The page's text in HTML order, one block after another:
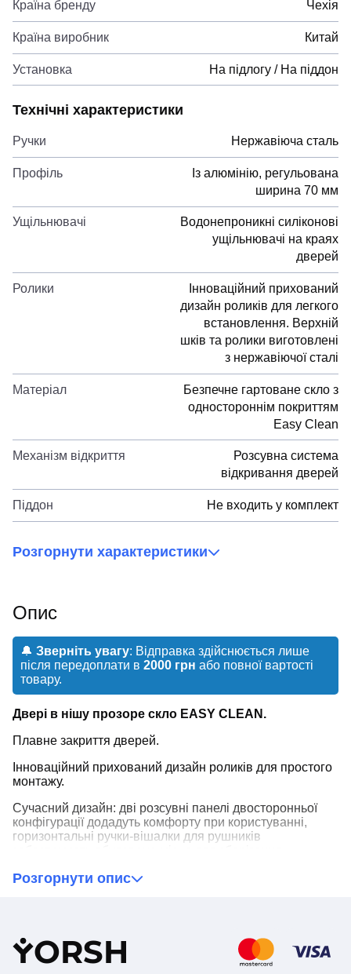
Країна бренду Чехія
Країна виробник Китай
Установка На підлогу / На піддон
Технічні характеристики
Ручки Нержавіюча сталь
Профіль
Із алюмінію, регульована
ширина 70 мм
Ущільнювачі
Водонепроникні силіконові
ущільнювачі на краях
дверей
Ролики
Інноваційний прихований
дизайн роликів для легкого
встановлення. Верхній
шків та ролики виготовлені
з нержавіючої сталі
Матеріал
Безпечне гартоване скло з
одностороннім покриттям
Easy Clean
Механізм відкриття
Розсувна система
відкривання дверей
Піддон Не входить у комплект
Розгорнути характеристики
Опис
🔔 Зверніть увагу: Відправка здійснюється лише
після передоплати в 2000 грн або повної вартості
товару.
Двері в нішу прозоре скло EASY CLEAN.
Плавне закриття дверей.
Інноваційний прихований дизайн роликів для простого
монтажу.
Сучасний дизайн: дві розсувні панелі двосторонньої
конфігурації додадуть комфорту при користуванні,
горизонтальні ручки-вішалки для рушників
Легка в очищенні система нижніх напрямляючих
Завдяки водовідштовхувальним властивостям краплі
Розгорнути опис
YORSH